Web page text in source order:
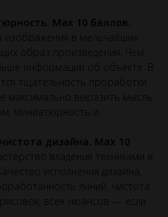
Max 10 баллов.
изображения в мельчайших
образ произведения. Чем
информации об объекте. В
тщательность проработки
максимально выразить мысль
миниатюрность и
дизайна. Max 10
владения техниками в
исполнения дизайна,
линий, чистота
всех нюансов — если